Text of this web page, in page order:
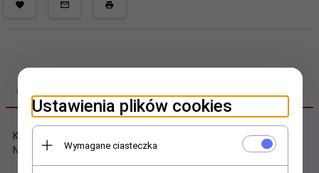
OPIS PRODUKTU
Kufel 500ml
Nie nadaje się do mycia w zmywarce
Ustawienia plików cookies
Wymagane ciasteczka